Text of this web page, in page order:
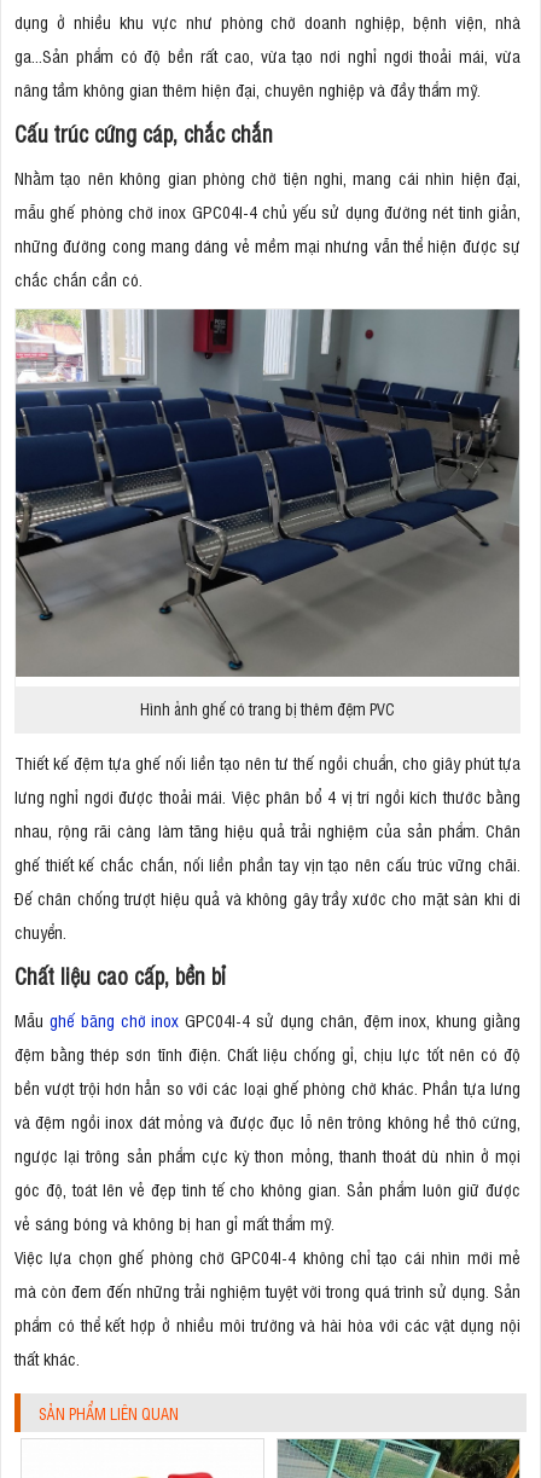
dụng ở nhiều khu vực như phòng chờ doanh nghiệp, bệnh viện, nhà
ga...Sản phẩm có độ bền rất cao, vừa tạo nơi nghỉ ngơi thoải mái, vừa
nâng tầm không gian thêm hiện đại, chuyên nghiệp và đầy thẩm mỹ.
Cấu trúc cứng cáp, chắc chắn
Nhằm tạo nên không gian phòng chờ tiện nghi, mang cái nhìn hiện đại,
mẫu ghế phòng chờ inox GPC04I-4 chủ yếu sử dụng đường nét tinh giản,
những đường cong mang dáng vẻ mềm mại nhưng vẫn thể hiện được sự
chắc chắn cần có.
Hình ảnh ghế có trang bị thêm đệm PVC
Thiết kế đệm tựa ghế nối liền tạo nên tư thế ngồi chuẩn, cho giây phút tựa
lưng nghỉ ngơi được thoải mái. Việc phân bổ 4 vị trí ngồi kích thước bằng
nhau, rộng rãi càng làm tăng hiệu quả trải nghiệm của sản phẩm. Chân
ghế thiết kế chắc chắn, nối liền phần tay vịn tạo nên cấu trúc vững chãi.
Đế chân chống trượt hiệu quả và không gây trầy xước cho mặt sàn khi di
chuyển.
Chất liệu cao cấp, bền bỉ
Mẫu ghế băng chờ inox GPC04I-4 sử dụng chân, đệm inox, khung giằng
đệm bằng thép sơn tĩnh điện. Chất liệu chống gỉ, chịu lực tốt nên có độ
bền vượt trội hơn hẳn so với các loại ghế phòng chờ khác. Phần tựa lưng
và đệm ngồi inox dát mỏng và được đục lỗ nên trông không hề thô cứng,
ngược lại trông sản phẩm cực kỳ thon mỏng, thanh thoát dù nhìn ở mọi
góc độ, toát lên vẻ đẹp tinh tế cho không gian. Sản phẩm luôn giữ được
vẻ sáng bóng và không bị han gỉ mất thẩm mỹ.
Việc lựa chọn ghế phòng chờ GPC04I-4 không chỉ tạo cái nhìn mới mẻ
mà còn đem đến những trải nghiệm tuyệt vời trong quá trình sử dụng. Sản
phẩm có thể kết hợp ở nhiều môi trường và hài hòa với các vật dụng nội
thất khác.
SẢN PHẨM LIÊN QUAN